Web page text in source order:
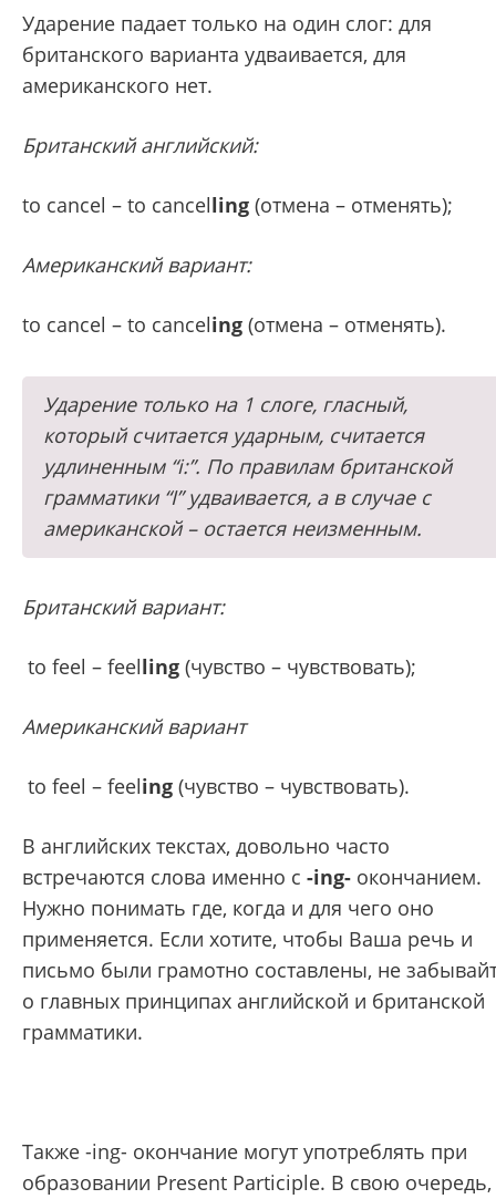
Ударение падает только на один слог: для
британского варианта удваивается, для
американского нет.
Британский английский:
to cancel – to cancelling (отмена – отменять);
Американский вариант:
to cancel – to canceling (отмена – отменять).
Ударение только на 1 слоге, гласный,
который считается ударным, считается
удлиненным “i:”. По правилам британской
грамматики “I” удваивается, а в случае с
американской – остается неизменным.
Британский вариант:
to feel – feelling (чувство – чувствовать);
Американский вариант
to feel – feeling (чувство – чувствовать).
В английских текстах, довольно часто
встречаются слова именно с -ing- окончанием.
Нужно понимать где, когда и для чего оно
применяется. Если хотите, чтобы Ваша речь и
письмо были грамотно составлены, не
о главных принципах английской и британской
грамматики.
Также -ing- окончание могут употреблять при
образовании Present Participle. В свою очередь,